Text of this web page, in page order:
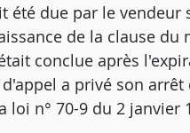
due par le vendeur
de la clause
conclue après
a privé son arrêt
n° 70-9 du 2 janvier